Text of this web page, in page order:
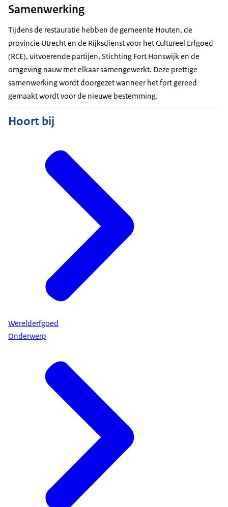
Samenwerking
Tijdens de restauratie hebben de gemeente Houten, de
provincie Utrecht en de Rijksdienst voor het Cultureel Erfgoed
(RCE), uitvoerende partijen, Stichting Fort Honswijk en de
omgeving nauw met elkaar samengewerkt. Deze prettige
samenwerking wordt doorgezet wanneer het fort gereed
gemaakt wordt voor de nieuwe bestemming.
Hoort bij
Werelderfgoed
Onderwerp